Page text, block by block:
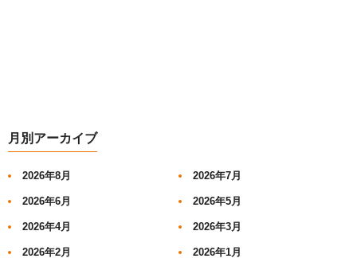
月別アーカイブ
2026年8月 2026年7月
2026年6月 2026年5月
2026年4月 2026年3月
2026年2月 2026年1月